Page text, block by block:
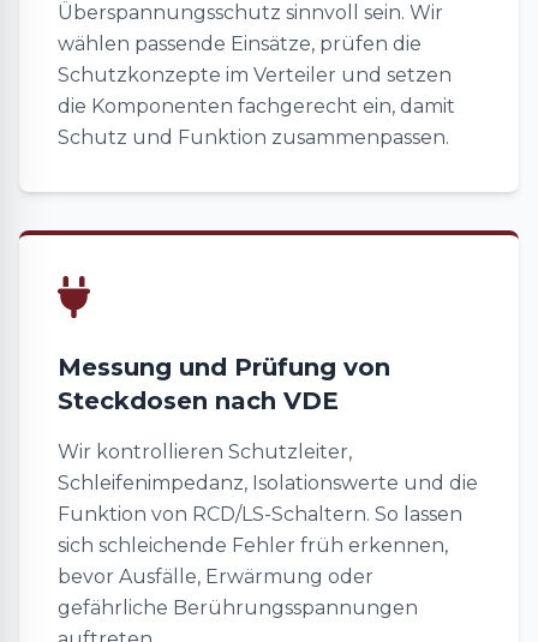
Überspannungsschutz sinnvoll sein. Wir
wählen passende Einsätze, prüfen die
Schutzkonzepte im Verteiler und setzen
die Komponenten fachgerecht ein, damit
Schutz und Funktion zusammenpassen.
Messung und Prüfung von
Steckdosen nach VDE
Wir kontrollieren Schutzleiter,
Schleifenimpedanz, Isolationswerte und die
Funktion von RCD/LS-Schaltern. So lassen
sich schleichende Fehler früh erkennen,
bevor Ausfälle, Erwärmung oder
gefährliche Berührungsspannungen